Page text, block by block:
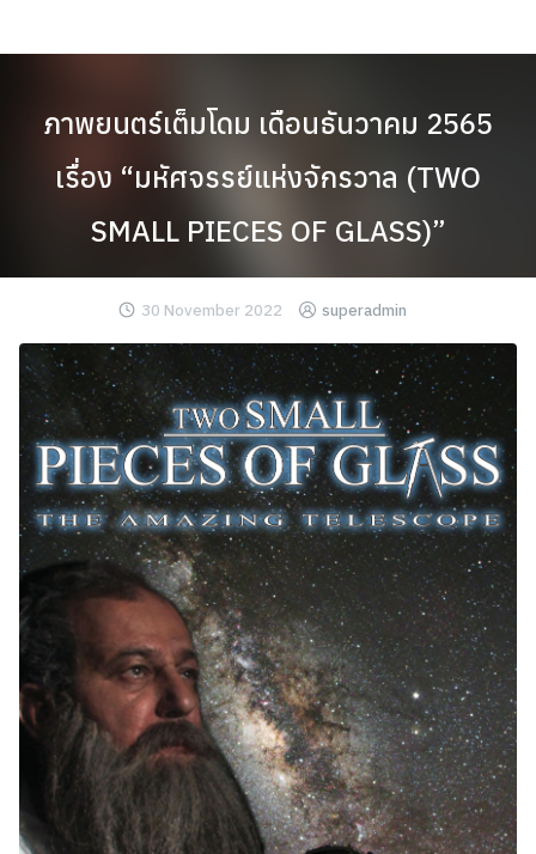
to
ภาพยนตร์เต็มโดม เดือนธันวาคม 2565
เรื่อง “มหัศจรรย์แห่งจักรวาล (TWO
SMALL PIECES OF GLASS)”
30 November 2022 superadmin